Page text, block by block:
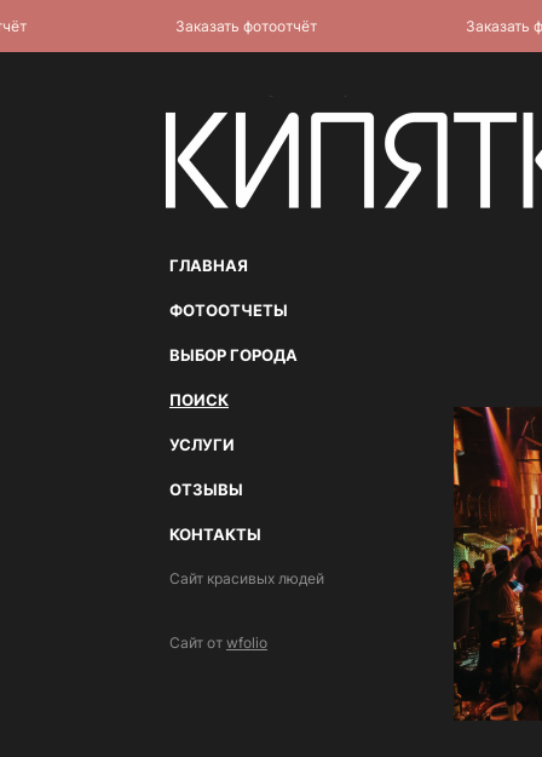
ГЛАВНАЯ
ФОТООТЧЕТЫ
ВЫБОР ГОРОДА
ПОИСК
УСЛУГИ
ОТЗЫВЫ
КОНТАКТЫ
Сайт красивых людей
Сайт от wfolio
Заказать фотоотчёт Заказать